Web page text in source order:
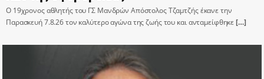
Ο 19χρονος αθλητής του ΓΣ Μανδρών Απόστολος Τζαμτζής έκανε την
Παρασκευή 7.8.26 τον καλύτερο αγώνα της ζωής του και ανταμείφθηκε[…]